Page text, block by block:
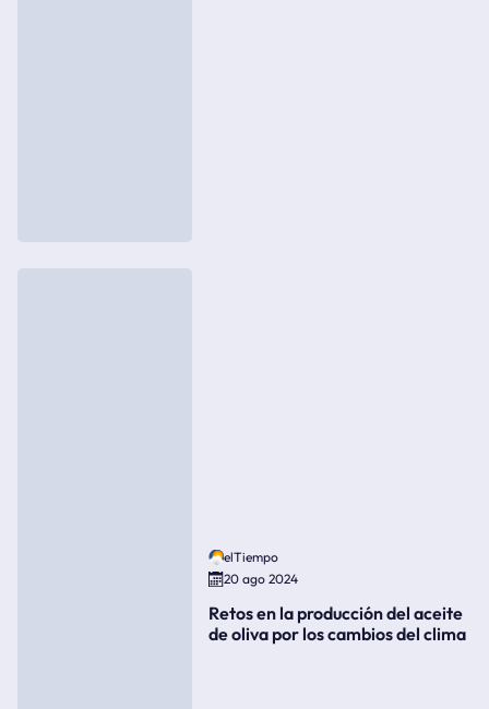
elTiempo
20 ago 2024
Retos en la producción del aceite
de oliva por los cambios del clima